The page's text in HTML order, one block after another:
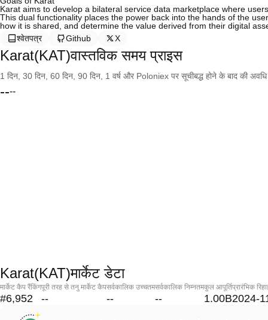
Karat aims to develop a bilateral service data marketplace where
This dual functionality places the power back into the hands of the
how it is shared, and determine the value derived from their digital
श्वेतपत्र
Github X
Karat(KAT)वास्तविक समय प्राइस
1 दिन, 30 दिन, 60 दिन, 90 दिन, 1 वर्ष और Poloniex पर सूचीबद्ध होने के बाद की
----
Karat(KAT)मार्केट डेटा
मार्केट कैप रैंकिंग
#6,952
पूरी तरह से तनु मार्केट कैप
--
सर्वकालिक उच्चतम
--
सर्वकालिक निम्नतम
--
कुल आपूर्ति
1.00B
प्रारंभिक
2024-